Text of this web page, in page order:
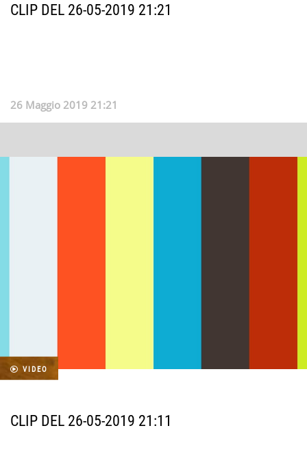
CLIP DEL 26-05-2019 21:21
26 Maggio 2019 21:21
VIDEO
CLIP DEL 26-05-2019 21:11